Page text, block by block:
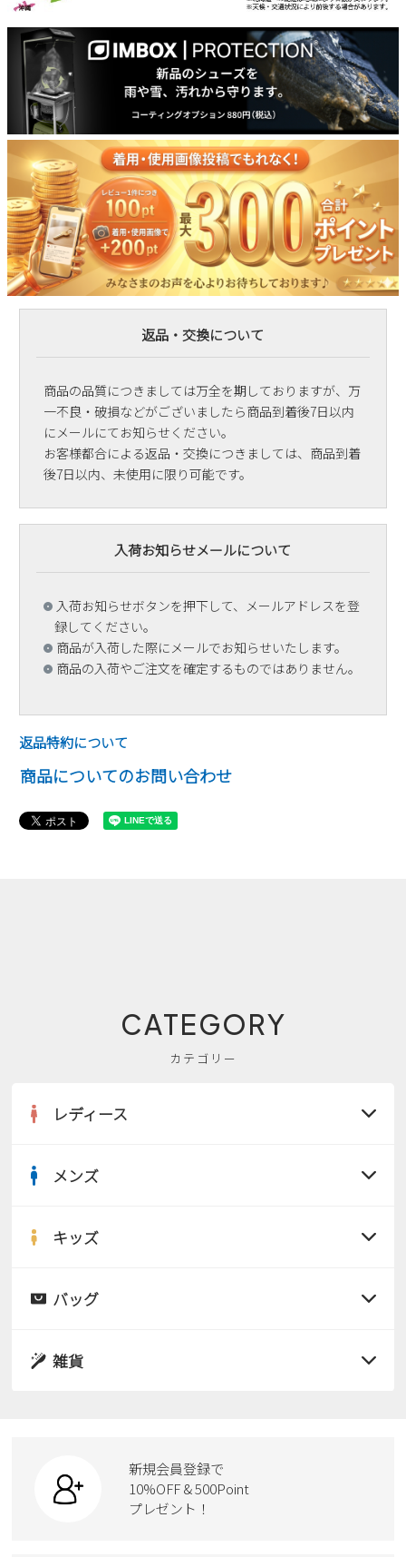
返品・交換について
商品の品質につきましては万全を期しておりますが、万
一不良・破損などがございましたら商品到着後7日以内
にメールにてお知らせください。
お客様都合による返品・交換につきましては、商品到着
後7日以内、未使用に限り可能です。
入荷お知らせメールについて
入荷お知らせボタンを押下して、メールアドレスを登
録してください。
商品が入荷した際にメールでお知らせいたします。
商品の入荷やご注文を確定するものではありません。
返品特約について
商品についてのお問い合わせ
CATEGORY
カテゴリー
レディース
サンダル
スニーカー
カジュアルシューズ
ワークシューズ
メンズ
サンダル
ローファー
キッズ
サンダル
スクール
バッグ
ボディバッグ
ハンドバッグ
雑貨
ケア用品
新規会員登録で
10%OFF & 500Point
プレゼント！